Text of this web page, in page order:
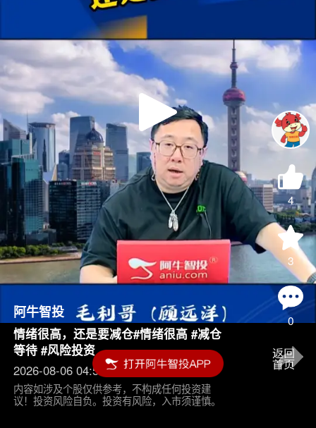
Play
Video
4
3
0
阿牛智投
情绪很高，还是要减仓#情绪很高 #减仓
等待 #风险投资
2026-08-06 04:55
内容如涉及个股仅供参考，不构成任何投资建
议！投资风险自负。投资有风险，入市须谨慎。